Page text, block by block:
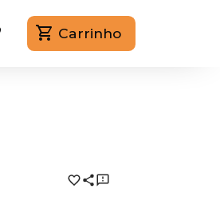
Carrinho